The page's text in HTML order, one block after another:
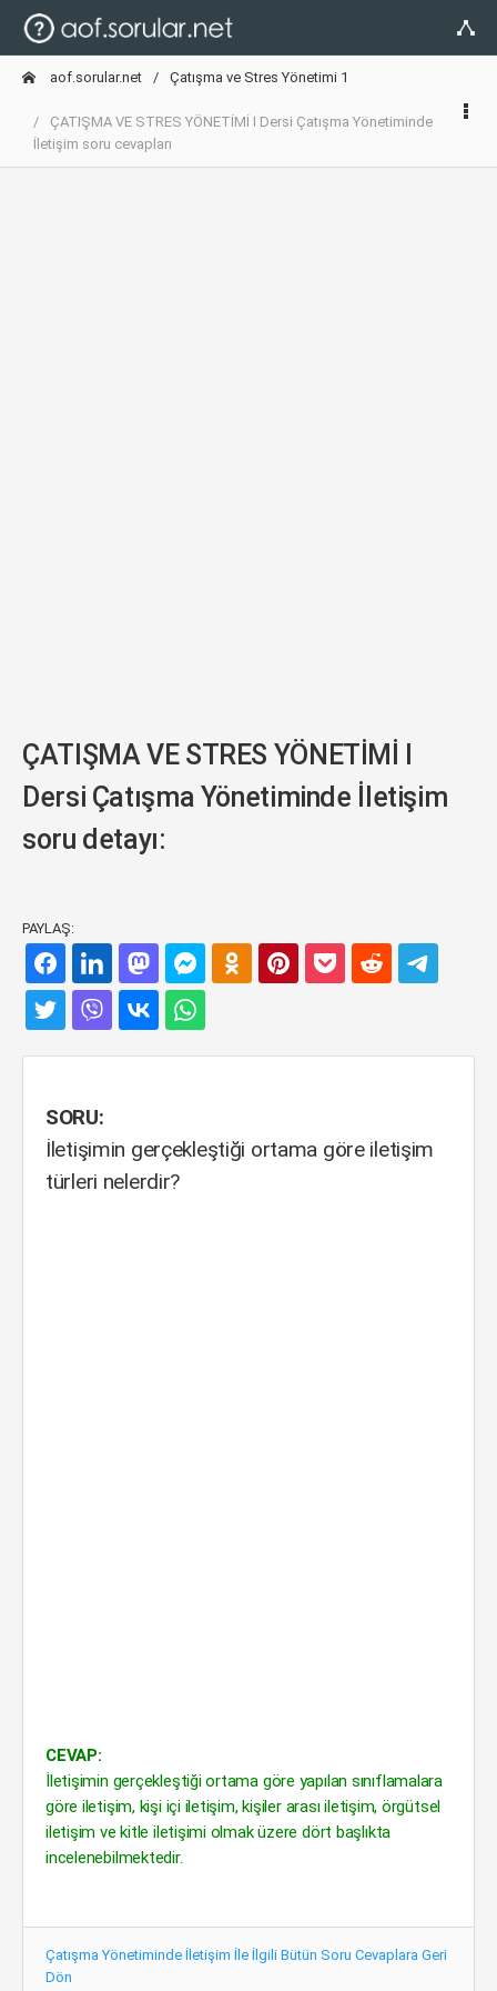
aof.sorular.net Çatışma ve Stres Yönetimi 1
ÇATIŞMA VE STRES YÖNETİMİ I Dersi Çatışma Yönetiminde
İletişim soru cevapları
ÇATIŞMA VE STRES YÖNETİMİ I
Dersi Çatışma Yönetiminde İletişim
soru detayı:
PAYLAŞ:
SORU:
İletişimin gerçekleştiği ortama göre iletişim
türleri nelerdir?
CEVAP:
İletişimin gerçekleştiği ortama göre yapılan sınıflamalara
göre iletişim, kişi içi iletişim, kişiler arası iletişim, örgütsel
iletişim ve kitle iletişimi olmak üzere dört başlıkta
incelenebilmektedir.
Çatışma Yönetiminde İletişim İle İlgili Bütün Soru Cevaplara Geri
Dön